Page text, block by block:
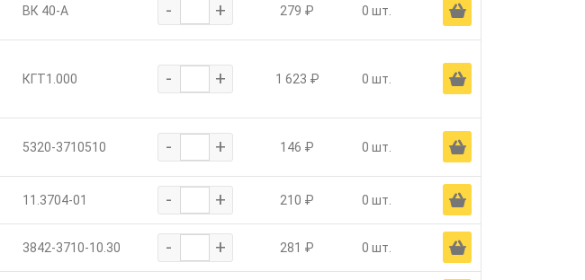
ВК 40-А - + 279 ₽ 0 шт. Ä
КГТ1.000 - + 1 623 ₽ 0 шт. Ä
5320-3710510 - + 146 ₽ 0 шт. Ä
11.3704-01 - + 210 ₽ 0 шт. Ä
3842-3710-10.30 - + 281 ₽ 0 шт. Ä